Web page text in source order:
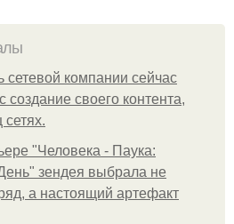
сетевой компании сейчас
создание своего контента,
"Человека - Паука:
зендея выбрала не
а настоящий артефакт